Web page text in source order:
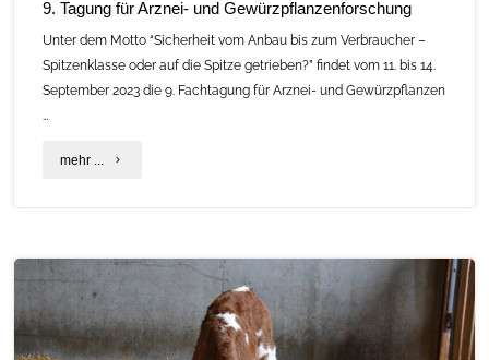
Prozesse
Produkte"
9. Tagung für Arznei- und Gewürzpflanzenforschung
Unter dem Motto “Sicherheit vom Anbau bis zum Verbraucher –
Spitzenklasse oder auf die Spitze getrieben?” findet vom 11. bis 14.
September 2023 die 9. Fachtagung für Arznei- und Gewürzpflanzen
…
mehr ... "9.
Arznei-
Gewürzpflanzenforschung"